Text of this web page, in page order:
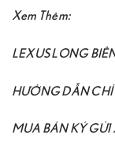
Xem Thêm:
LEXUS LONG
HƯỚNG DẪN
MUA BÁN KÝ GỬI